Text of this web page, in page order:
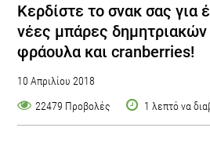
Κερδίστε το σνακ σας για
νέες μπάρες
φράουλα και cranberries!
10 Απριλίου 2018
22479 Προβολές
1 λεπτό να